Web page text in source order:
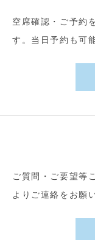
空席確認・ご予約
す。当日予約も可
ご質問・ご要望等
よりご連絡をお願